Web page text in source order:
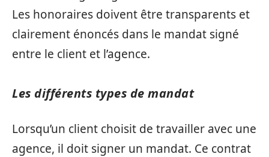
Les honoraires doivent être transparents et
clairement énoncés dans le mandat signé
entre le client et l’agence.
Les différents types de mandat
Lorsqu’un client choisit de travailler avec une
agence, il doit signer un mandat. Ce contrat